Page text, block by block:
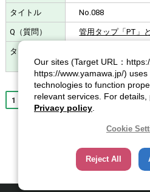
No.088
管用タップ「PT」
3/8」のめねじ加工
1 2 次へ
Our sites (Target URL：
https://www.yamawa.jp/)
technologies to function
relevant services. For
Privacy policy
Cookie
Reject All